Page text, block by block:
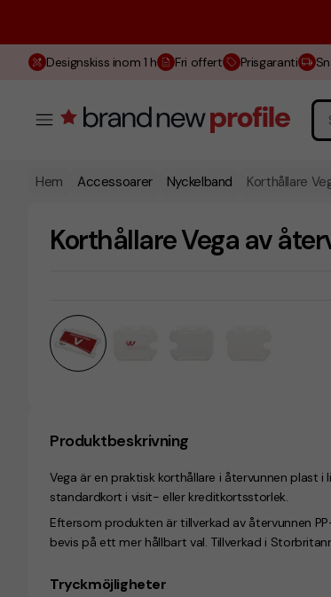
Designskiss inom 1 h Fri offert Prisgaranti
Hem Accessoarer Nyckelband Korthållare
Korthållare Vega av
Produktbeskrivning
Vega är en praktisk korthållare i återvunnen plast
standardkort i visit- eller kreditkortsstorlek.
Eftersom produkten är tillverkad av återvunnen
bevis på ett mer hållbart val. Tillverkad i
Tryckmöjligheter